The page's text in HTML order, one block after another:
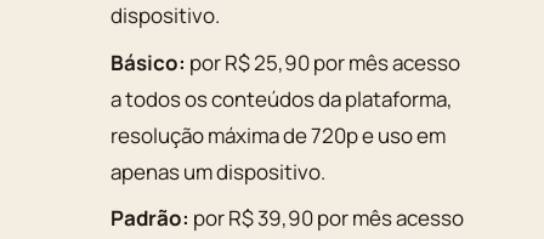
dispositivo.
Básico: por R$ 25,90 por mês acesso
a todos os conteúdos da plataforma,
resolução máxima de 720p e uso em
apenas um dispositivo.
Padrão: por R$ 39,90 por mês acesso